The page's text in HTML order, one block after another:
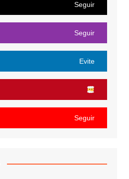
Seguir
Seguir
Evite
Seguir